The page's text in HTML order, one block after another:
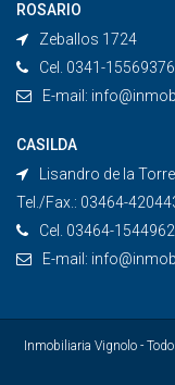
ROSARIO
Zeballos 1724
Cel. 0341-
E-mail:
CASILDA
Lisandro de la
Tel./Fax.: 03464-
Cel. 03464-
E-mail:
Inmobiliaria Vignolo -